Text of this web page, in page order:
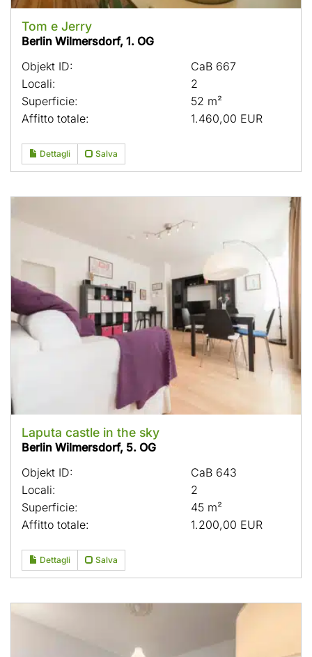
Tom e Jerry
Berlin Wilmersdorf, 1. OG
Objekt ID:
CaB 667
Locali:
2
Superficie:
52 m²
Affitto totale:
1.460,00 EUR
Dettagli Salva
Laputa castle in the sky
Berlin Wilmersdorf, 5. OG
Objekt ID:
CaB 643
Locali:
2
Superficie:
45 m²
Affitto totale:
1.200,00 EUR
Dettagli Salva